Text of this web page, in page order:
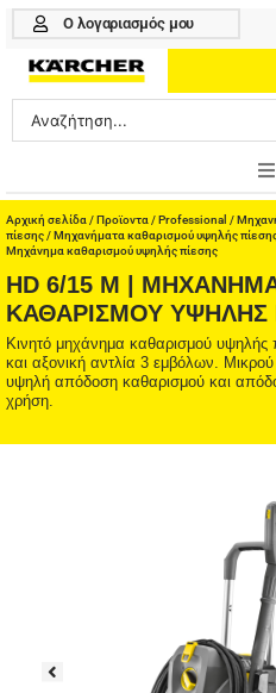
Μετάβαση
περιεχόμενο
Ο λογαριασμός μου
Search
...
ONLINE SHOP
PROFESSIONAL
ΑΞΕΣΟΥΑΡ
Αρχική σελίδα /Προϊοντα /Professional /
πίεσης/Μηχανήματα καθαρισμού υψηλής
Μηχάνημα καθαρισμού υψηλής πίεσης
HD 6/15 M |
ΚΑΘΑΡΙΣΜΟΎ ΥΨΗΛΉΣ
Κινητό μηχάνημα καθαρισμού υψηλής
και αξονική αντλία 3 εμβόλων.
υψηλή απόδοση καθαρισμού και
χρήση.